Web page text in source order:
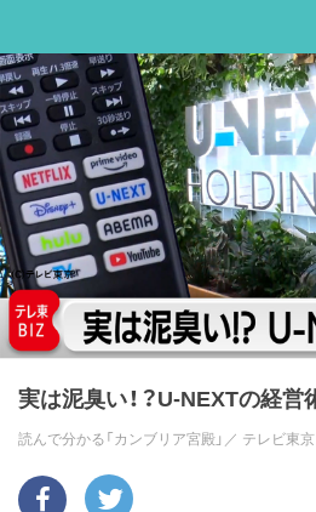
実は泥臭い！？U-NEXTの経営
読んで分かる「カンブリア宮殿」／ テレビ東京